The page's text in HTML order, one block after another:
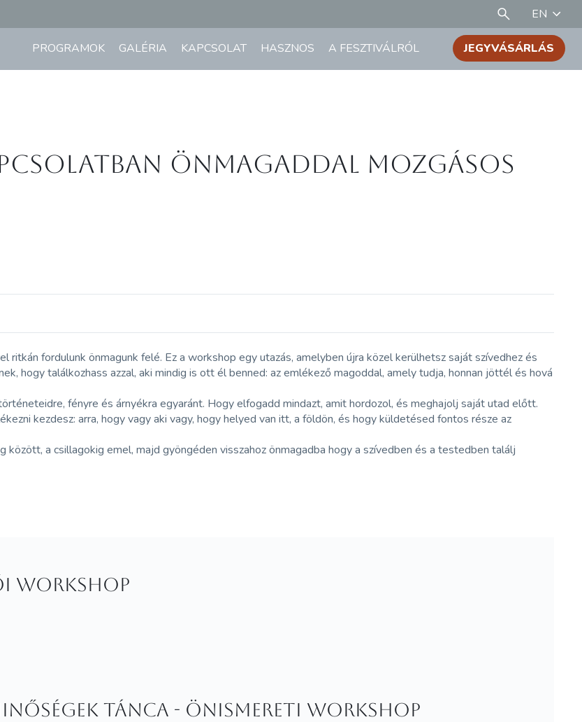
EN
PROGRAMOK GALÉRIA KAPCSOLAT HASZNOS A FESZTIVÁLRÓL JEGYVÁSÁRLÁS
önmagaddal mozgásos
fordulunk önmagunk felé. Ez a workshop egy utazás, amelyben újra közel kerülhetsz saját szívedhez és
hogy találkozhass azzal, aki mindig is ott él benned: az emlékező magoddal, amely tudja, honnan jöttél és hová
fényre és árnyékra egyaránt. Hogy elfogadd mindazt, amit hordozol, és meghajolj saját utad előtt.
kezdesz: arra, hogy vagy aki vagy, hogy helyed van itt, a földön, és hogy küldetésed fontos része az
a csillagokig emel, majd gyöngéden visszahoz önmagadba hogy a szívedben és a testedben találj
workshop
tánca - Önismereti workshop